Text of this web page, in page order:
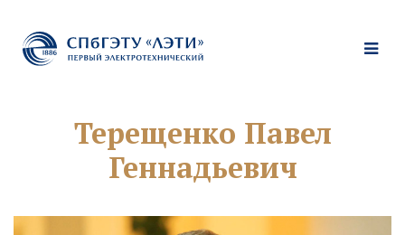
Терещенко Павел
Геннадьевич